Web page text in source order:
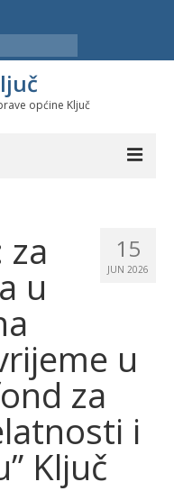
općine Ključ
u stambenom
15
JUN 2026
za
u
u
za
i
Ključ